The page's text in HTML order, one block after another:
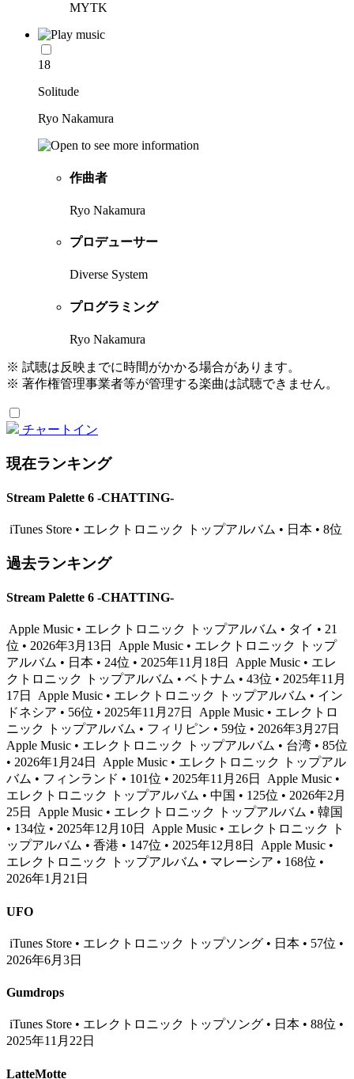
MYTK
18
Solitude
Ryo Nakamura
作曲者
Ryo Nakamura
プロデューサー
Diverse System
プログラミング
Ryo Nakamura
※ 試聴は反映までに時間がかかる場合があります。
※ 著作権管理事業者等が管理する楽曲は試聴できません。
チャートイン
現在ランキング
Stream Palette 6 -CHATTING-
iTunes Store • エレクトロニック トップアルバム • 日本 • 8位
過去ランキング
Stream Palette 6 -CHATTING-
Apple Music • エレクトロニック トップアルバム • タイ • 21
位 • 2026年3月13日
Apple Music • エレクトロニック トップ
アルバム • 日本 • 24位 • 2025年11月18日
Apple Music • エレ
クトロニック トップアルバム • ベトナム • 43位 • 2025年11月
17日
Apple Music • エレクトロニック トップアルバム • イン
ドネシア • 56位 • 2025年11月27日
Apple Music • エレクトロ
ニック トップアルバム • フィリピン • 59位 • 2026年3月27日
Apple Music • エレクトロニック トップアルバム • 台湾 • 85位
• 2026年1月24日
Apple Music • エレクトロニック トップアル
バム • フィンランド • 101位 • 2025年11月26日
Apple Music •
エレクトロニック トップアルバム • 中国 • 125位 • 2026年2月
25日
Apple Music • エレクトロニック トップアルバム • 韓国
• 134位 • 2025年12月10日
Apple Music • エレクトロニック ト
ップアルバム • 香港 • 147位 • 2025年12月8日
Apple Music •
エレクトロニック トップアルバム • マレーシア • 168位 •
2026年1月21日
UFO
iTunes Store • エレクトロニック トップソング • 日本 • 57位 •
2026年6月3日
Gumdrops
iTunes Store • エレクトロニック トップソング • 日本 • 88位 •
2025年11月22日
LatteMotte